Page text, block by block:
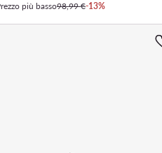
più basso98,99 €-13%